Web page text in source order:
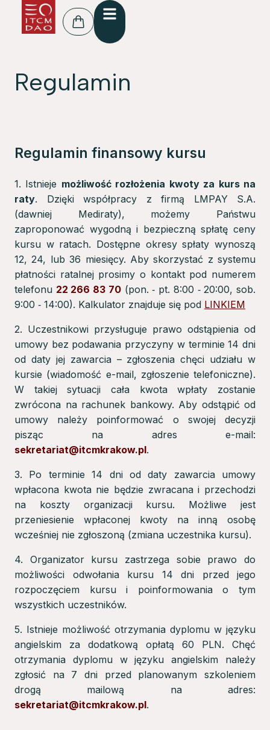
Regulamin
Regulamin finansowy kursu
1. Istnieje możliwość rozłożenia kwoty za kurs na
raty. Dzięki współpracy z firmą LMPAY S.A.
(dawniej Mediraty), możemy Państwu
zaproponować wygodną i bezpieczną spłatę ceny
kursu w ratach. Dostępne okresy spłaty wynoszą
12, 24, lub 36 miesięcy. Aby skorzystać z systemu
płatności ratalnej prosimy o kontakt pod numerem
telefonu 22 266 83 70(pon. ‑ pt. 8:00 ‑ 20:00, sob.
9:00 ‑ 14:00). Kalkulator znajduje się pod LINKIEM
2. Uczestnikowi przysługuje prawo odstąpienia od
umowy bez podawania przyczyny w terminie 14 dni
od daty jej zawarcia – zgłoszenia chęci udziału w
kursie (wiadomość e-mail, zgłoszenie telefoniczne).
W takiej sytuacji cała kwota wpłaty zostanie
zwrócona na rachunek bankowy. Aby odstąpić od
umowy należy poinformować o swojej decyzji
pisząc na adres e-mail:
sekretariat@itcmkrakow.pl.
3. Po terminie 14 dni od daty zawarcia umowy
wpłacona kwota nie będzie zwracana i przechodzi
na koszty organizacji kursu. Możliwe jest
przeniesienie wpłaconej kwoty na inną osobę
wcześniej nie zgłoszoną (zmiana uczestnika kursu).
4. Organizator kursu zastrzega sobie prawo do
możliwości odwołania kursu 14 dni przed jego
rozpoczęciem kursu i poinformowania o tym
wszystkich uczestników.
5. Istnieje możliwość otrzymania dyplomu w języku
angielskim za dodatkową opłatą 60 PLN. Chęć
otrzymania dyplomu w języku angielskim należy
zgłosić na 7 dni przed planowanym szkoleniem
drogą mailową na adres:
sekretariat@itcmkrakow.pl.